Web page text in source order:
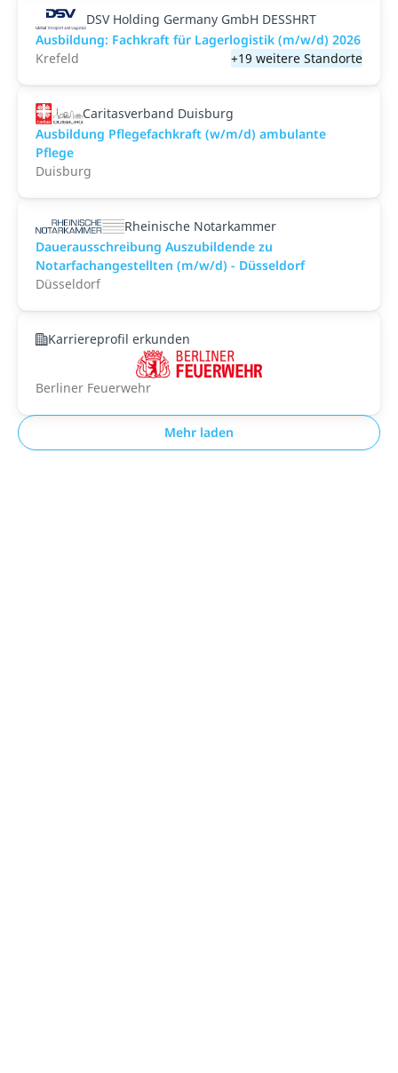
DSV Holding Germany GmbH DESSHRT
Ausbildung: Fachkraft für Lagerlogistik (m/w/d) 2026
Krefeld
+19 weitere Standorte
Caritasverband Duisburg
Ausbildung Pflegefachkraft (w/m/d) ambulante
Pflege
Duisburg
Rheinische Notarkammer
Dauerausschreibung Auszubildende zu
Notarfachangestellten (m/w/d) - Düsseldorf
Düsseldorf
Karriereprofil erkunden
Berliner Feuerwehr
Mehr laden